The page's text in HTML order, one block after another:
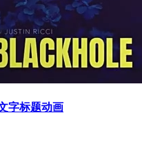
字标题动画